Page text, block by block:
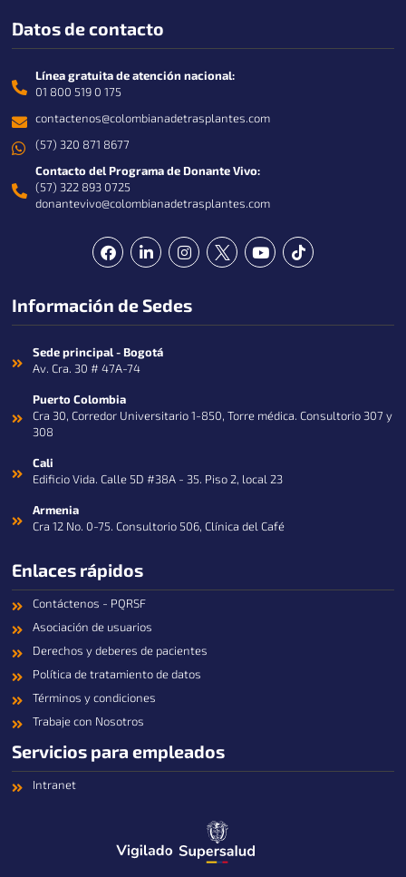
Datos de contacto
Línea gratuita de atención nacional:
01 800 519 0 175
contactenos@colombianadetrasplantes.com
(57) 320 871 8677
Contacto del Programa de Donante Vivo:
(57) 322 893 0725
donantevivo@colombianadetrasplantes.com
F
a
b
o
k
L
i
e
d
n
I
n
a
g
Y
o
b
T
i
k
Información de Sedes
Sede principal - Bogotá
Av. Cra. 30 # 47A-74
Puerto Colombia
Cra 30, Corredor Universitario 1-850, Torre médica. Consultorio 307 y
308
Cali
Edificio Vida. Calle 5D #38A - 35. Piso 2, local 23
Armenia
Cra 12 No. 0-75. Consultorio 506, Clínica del Café
Enlaces rápidos
Contáctenos - PQRSF
Asociación de usuarios
Derechos y deberes de pacientes
Política de tratamiento de datos
Términos y condiciones
Trabaje con Nosotros
Servicios para empleados
Intranet